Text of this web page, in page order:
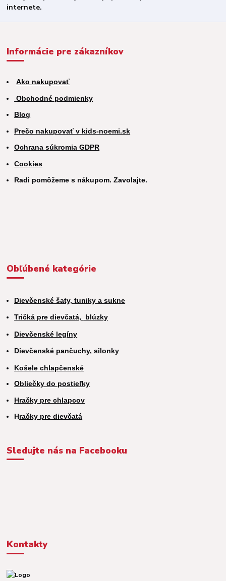
Informácie pre zákazníkov
Ako nakupovať
Obchodné podmienky
Blog
Prečo nakupovať v kids-noemi.sk
Ochrana súkromia GDPR
Cookies
Radi pomôžeme s nákupom. Zavolajte.
Obľúbené kategórie
Dievčenské šaty, tuniky a sukne
Tričká pre dievčatá, blúzky
Dievčenské legíny
Dievčenské pančuchy, silonky
Košele chlapčenské
Obliečky do postieľky
Hračky pre chlapcov
Hračky pre dievčatá
Sledujte nás na Facebooku
Kontakty